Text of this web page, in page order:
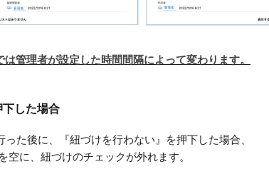
管理者が設定した時間間隔によって変わります。
下した場合
た後に、『紐づけを行わない』を押下した場合、
に、紐づけのチェックが外れます。